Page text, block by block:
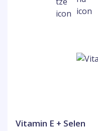
Vitamin E + Selen